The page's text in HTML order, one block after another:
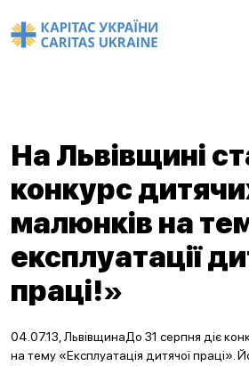
На Львівщині
конкурс
малюнків на
експлуатації
праці!»
04.07.13, ЛьвівщинаДо 31 серпня діє
на тему «Експлуатація дитячої праці».